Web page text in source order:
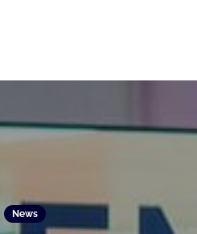
News